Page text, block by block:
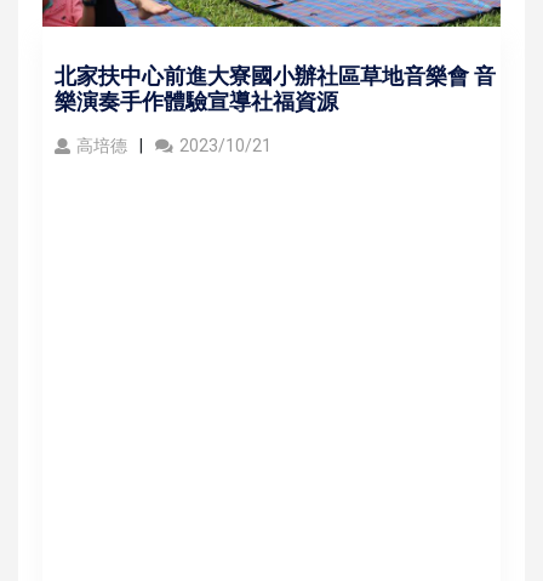
北家扶中心前進大寮國小辦社區草地音樂會 音
樂演奏手作體驗宣導社福資源
高培德 2023/10/21